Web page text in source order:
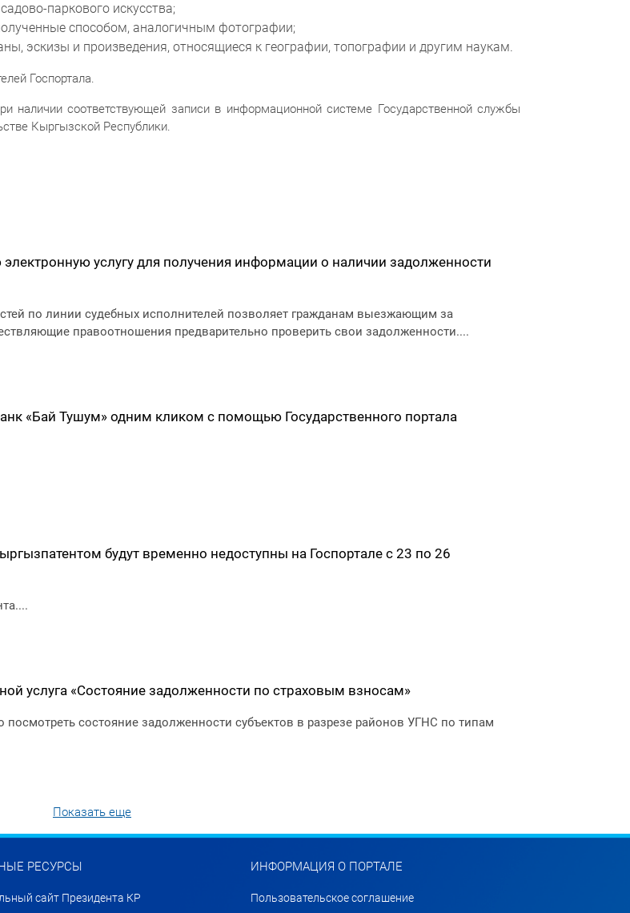
паркового искусства;
способом, аналогичным фотографии;
эскизы и произведения, относящиеся к географии, топографии и другим наукам.
Госпортала.
наличии соответствующей записи в информационной системе Государственной службы
Кыргызской Республики.
электронную услугу для получения информации о наличии задолженности
по линии судебных исполнителей позволяет гражданам выезжающим за
правоотношения предварительно проверить свои задолженности....
«Бай Тушум» одним кликом с помощью Государственного портала
будут временно недоступны на Госпортале с 23 по 26
услуга «Состояние задолженности по страховым взносам»
состояние задолженности субъектов в разрезе районов УГНС по типам
Показать еще
РЕСУРСЫ
сайт Президента КР
ИНФОРМАЦИЯ О ПОРТАЛЕ
Пользовательское соглашение